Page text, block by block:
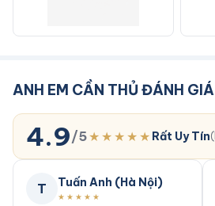
ANH EM CẦN THỦ ĐÁNH GIÁ
4.9/5★★★★★ Rất Uy Tín
T Tuấn Anh (Hà Nội)
★★★★★